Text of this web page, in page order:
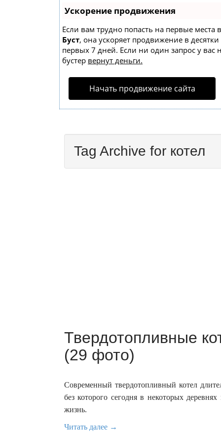
Ускорение продвижения
Если вам трудно попасть на первые места
Буст, она ускоряет продвижение в
первых 7 дней. Если ни один запрос у вас
бустер вернут деньги.
Начать продвижение сайта
Tag Archive for котел
Твердотопливные
(29 фото)
Современный твердотопливный котел
без которого сегодня в некоторых
жизнь.
Читать далее →